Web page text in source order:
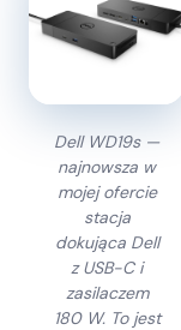
Dell WD19s —
najnowsza w
mojej ofercie
stacja
dokująca Dell
z USB-C i
zasilaczem
180 W. To jest